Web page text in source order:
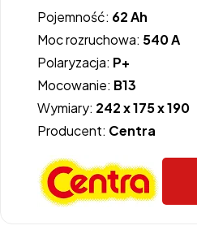
Pojemność: 62 Ah
Moc rozruchowa: 540 A
Polaryzacja: P+
Mocowanie: B13
Wymiary: 242 x 175 x 190
Producent: Centra